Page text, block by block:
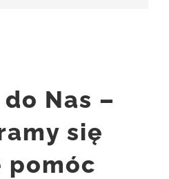
Nas –
się
pomóc